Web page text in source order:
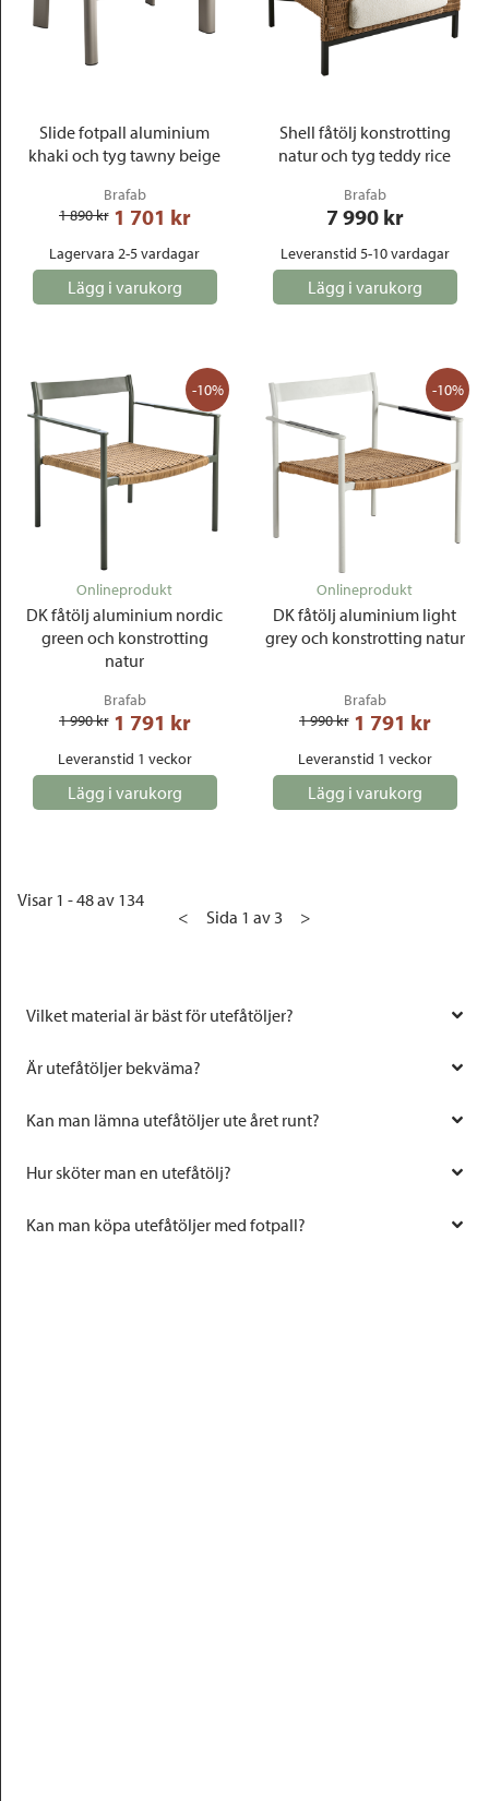
Slide fotpall aluminium
khaki och tyg tawny beige
Brafab
1 890 kr 1 701 kr
Lagervara 2-5 vardagar
Lägg i varukorg
Shell fåtölj konstrotting
natur och tyg teddy rice
Brafab
7 990 kr
Leveranstid 5-10 vardagar
Lägg i varukorg
-10%
DK fåtölj aluminium nordic
green och konstrotting
natur
Onlineprodukt
Brafab
1 990 kr 1 791 kr
Leveranstid 1 veckor
Lägg i varukorg
-10%
DK fåtölj aluminium light
grey och konstrotting natur
Onlineprodukt
Brafab
1 990 kr 1 791 kr
Leveranstid 1 veckor
Lägg i varukorg
Visar 1 - 48 av 134
<
Sida 1 av 3 >
Vilket material är bäst för utefåtöljer?
Är utefåtöljer bekväma?
Kan man lämna utefåtöljer ute året runt?
Hur sköter man en utefåtölj?
Kan man köpa utefåtöljer med fotpall?